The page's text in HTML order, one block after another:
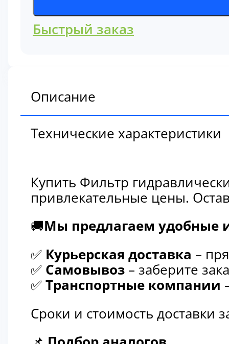
гидравлический
линии
упраления,
Быстрый заказ
Описание
Технические характеристики
Купить Фильтр
привлекательные цены.
🚚Мы предлагаем удобные
✅ Курьерская доставка –
✅ Самовывоз – заберите
✅ Транспортные компании
Сроки и стоимость доставки